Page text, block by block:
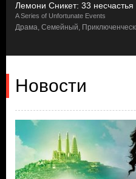
Лемони Сникет: 33 несчастья
A Series of Unfortunate Events
Драма, Семейный,
Новости